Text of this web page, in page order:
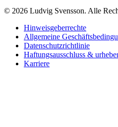
© 2026 Ludvig Svensson. Alle
Hinweisgeberrechte
Allgemeine
Datenschutzrichtlinie
Haftungsausschluss &
Karriere